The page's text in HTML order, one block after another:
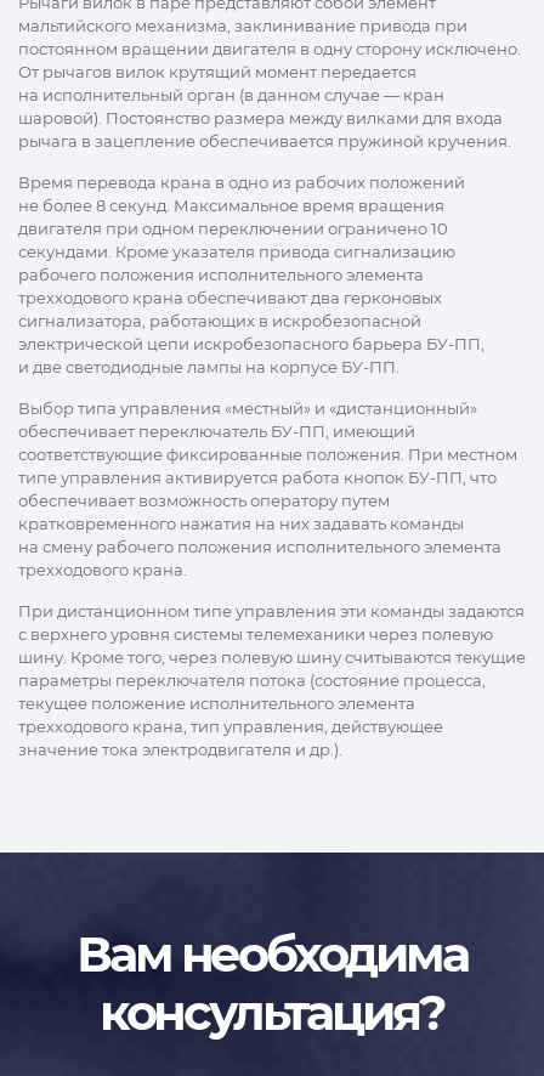
мальтийского механизма, заклинивание привода при
постоянном вращении двигателя в одну сторону исключено.
От рычагов вилок крутящий момент передается
на исполнительный орган (в данном случае — кран
шаровой). Постоянство размера между вилками для входа
рычага в зацепление обеспечивается пружиной кручения.
Время перевода крана в одно из рабочих положений
не более 8 секунд. Максимальное время вращения
двигателя при одном переключении ограничено 10
секундами. Кроме указателя привода сигнализацию
рабочего положения исполнительного элемента
трехходового крана обеспечивают два герконовых
сигнализатора, работающих в искробезопасной
электрической цепи искробезопасного барьера БУ-ПП,
и две светодиодные лампы на корпусе БУ-ПП.
Выбор типа управления «местный» и «дистанционный»
обеспечивает переключатель БУ-ПП, имеющий
соответствующие фиксированные положения. При местном
типе управления активируется работа кнопок БУ-ПП, что
обеспечивает возможность оператору путем
кратковременного нажатия на них задавать команды
на смену рабочего положения исполнительного элемента
трехходового крана.
При дистанционном типе управления эти команды задаются
с верхнего уровня системы телемеханики через полевую
шину. Кроме того, через полевую шину считываются текущие
параметры переключателя потока (состояние процесса,
текущее положение исполнительного элемента
трехходового крана, тип управления, действующее
значение тока электродвигателя и др.).
Вам необходима
консультация?